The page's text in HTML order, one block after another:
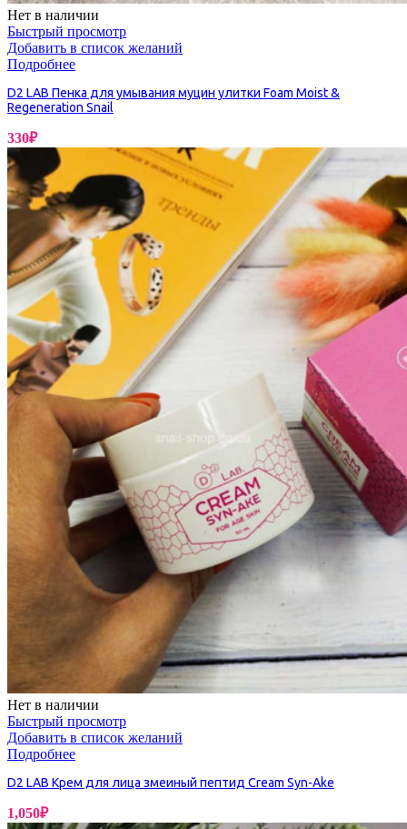
Нет в наличии
Быстрый просмотр
Добавить в список желаний
Подробнее
D2 LAB Пенка для умывания муцин улитки Foam Moist &
Regeneration Snail
330₽
Нет в наличии
Быстрый просмотр
Добавить в список желаний
Подробнее
D2 LAB Крем для лица змеиный пептид Cream Syn-Ake
1,050₽